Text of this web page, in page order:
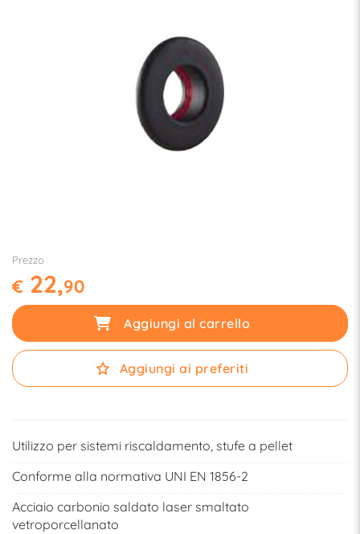
Prezzo
€ 22,90
Aggiungi al carrello
Aggiungi ai preferiti
Utilizzo per sistemi riscaldamento, stufe a pellet
Conforme alla normativa UNI EN 1856-2
Acciaio carbonio saldato laser smaltato
vetroporcellanato